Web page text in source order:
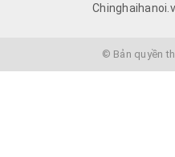
© Bản quyền